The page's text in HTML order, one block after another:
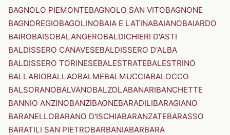
BAGNOLO PIEMONTEBAGNOLO SAN VITOBAGNONE
BAGNOREGIOBAGOLINOBAIA E LATINABAIANOBAIARDO
BAIROBAISOBALANGEROBALDICHIERI D'ASTI
BALDISSERO CANAVESEBALDISSERO D'ALBA
BALDISSERO TORINESEBALESTRATEBALESTRINO
BALLABIOBALLAOBALMEBALMUCCIABALOCCO
BALSORANOBALVANOBALZOLABANARIBANCHETTE
BANNIO ANZINOBANZIBAONEBARADILIBARAGIANO
BARANELLOBARANO D'ISCHIABARANZATEBARASSO
BARATILI SAN PIETROBARBANIABARBARA